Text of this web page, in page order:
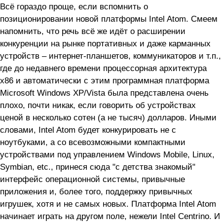
Всё гораздо проще, если вспомнить о
позиционировании новой платформы Intel Atom. Смеем
напомнить, что речь всё же идёт о расширении
конкуренции на рынке портативных и даже карманных
устройств – интернет-планшетов, коммуникаторов и т.п.,
где до недавнего времени процессорная архитектура
x86 и автоматически с этим программная платформа
Microsoft Windows XP/Vista была представлена очень
плохо, почти никак, если говорить об устройствах
ценой в несколько сотен (а не тысяч) долларов. Иными
словами, Intel Atom будет конкурировать не с
ноутбуками, а со всевозможными компактными
устройствами под управлением Windows Mobile, Linux,
Symbian, etc., принеся сюда "с детства знакомый"
интерфейс операционной системы, привычные
приложения и, более того, поддержку привычных
игрушек, хотя и не самых новых. Платформа Intel Atom
начинает играть на другом поле, нежели Intel Centrino. И